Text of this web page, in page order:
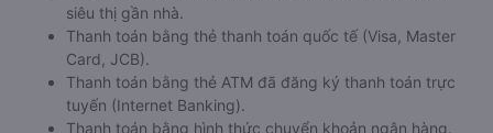
siêu thị gần nhà.
Thanh toán bằng thẻ thanh toán quốc tế (Visa, Master
Card, JCB).
Thanh toán bằng thẻ ATM đã đăng ký thanh toán trực
tuyến (Internet Banking).
Thanh toán bằng hình thức chuyển khoản ngân hàng.